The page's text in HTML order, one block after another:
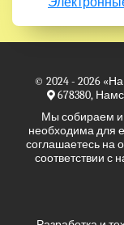
© 2024 - 2026
678380,
Мы собираем
необходима для
соглашаетесь на
соответствии с